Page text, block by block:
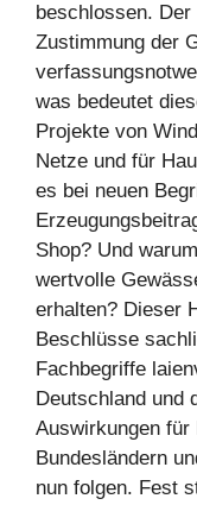
beschlossen.
Zustimmung der
was bedeutet
Projekte von
Netze und für
es bei neuen
Shop? Und
wertvolle
erhalten? Dieser
Beschlüsse
Fachbegriffe
Deutschland und
Auswirkungen für
Bundesländern
nun folgen. Fest